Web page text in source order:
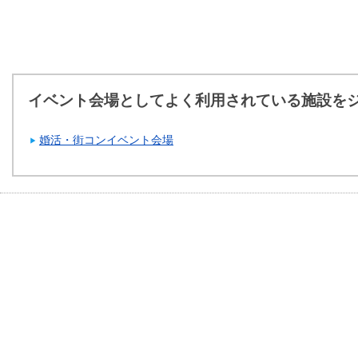
イベント会場としてよく利用されている施設を
婚活・街コンイベント会場